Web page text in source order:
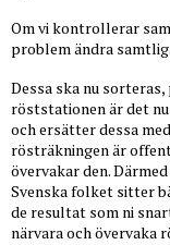
Om vi kontrollerar
problem ändra
Dessa ska nu
röststationen är det
och ersätter dessa
rösträkningen är
övervakar den.
Svenska folket sitter
de resultat som ni
närvara och övervaka